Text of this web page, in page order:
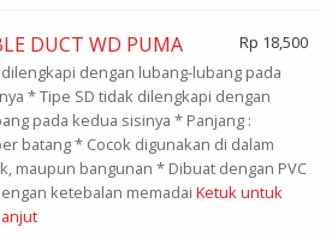
DUCT WD PUMA
Rp 18,500
dengan lubang-lubang pada
* Tipe SD tidak dilengkapi dengan
pada kedua sisinya * Panjang :
batang * Cocok digunakan di dalam
maupun bangunan * Dibuat dengan PVC
ketebalan memadai Ketuk untuk